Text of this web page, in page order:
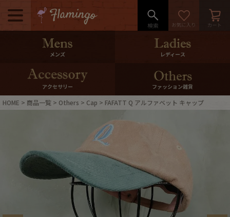
メニュー
500pt＆10％Offクーポンプレゼン
10％0ffクーポンプレゼント
ログイン・会員登録
ご利用ガイド International Shipping
特集一覧
メンズ レディース
アクセサリー ファッション雑貨
HOME 商品一覧 Others Cap FAFATT Q アルファベット キャップ